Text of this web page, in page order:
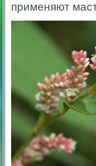
применяют